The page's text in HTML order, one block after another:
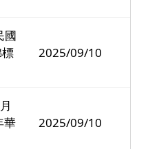
國
2025/09/10
華
2025/09/10